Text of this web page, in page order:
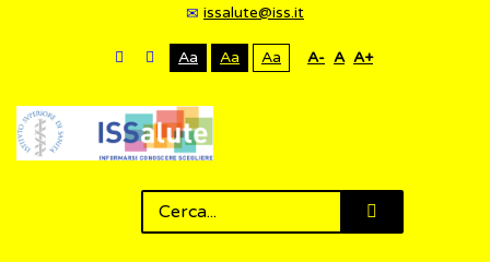
issalute@iss.it
Aa Aa Aa A- A A+